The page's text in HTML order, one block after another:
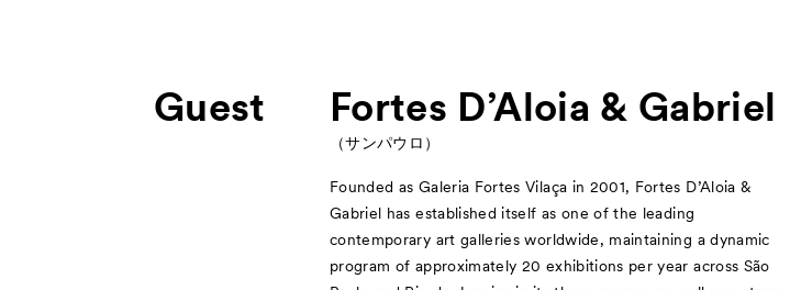
Guest Fortes D’Aloia & Gabriel
（サンパウロ）
Founded as Galeria Fortes Vilaça in 2001, Fortes D’Aloia &
Gabriel has established itself as one of the leading
contemporary art galleries worldwide, maintaining a dynamic
program of approximately 20 exhibitions per year across São